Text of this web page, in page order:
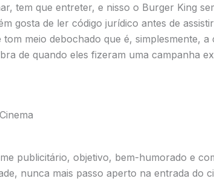
tem que entreter, e nisso o Burger King
gosta de ler código jurídico antes de
meio debochado que é, simplesmente, a
de quando eles fizeram uma campanha
publicitário, objetivo, bem-humorado e
nunca mais passo aperto na entrada do